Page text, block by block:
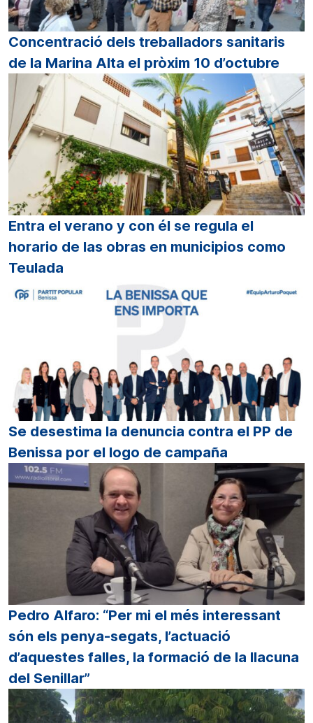
Concentració dels treballadors sanitaris
de la Marina Alta el pròxim 10 d’octubre
Entra el verano y con él se regula el
horario de las obras en municipios como
Teulada
Se desestima la denuncia contra el PP de
Benissa por el logo de campaña
Pedro Alfaro: “Per mi el més interessant
són els penya-segats, l’actuació
d’aquestes falles, la formació de la llacuna
del Senillar”